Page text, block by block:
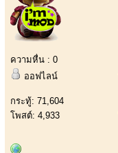
ความหื่น : 0
ออฟไลน์
กระทู้: 71,604
โพสต์: 4,933